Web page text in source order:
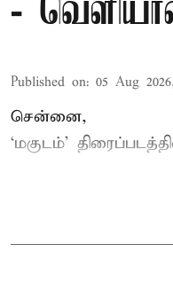
-
Published on: 05 Aug
சென்னை,
‘மகுடம்’